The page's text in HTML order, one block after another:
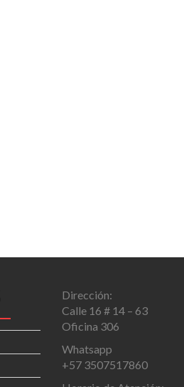
Dirección:
Calle 16 # 14 – 63
Oficina 306
Whatsapp
+57 3507517860